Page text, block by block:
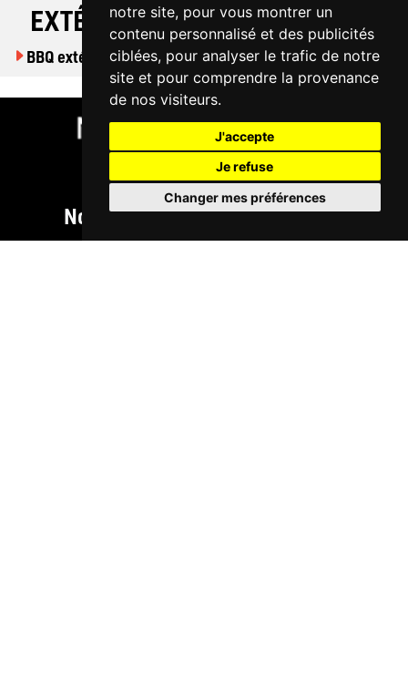
notre site, pour vous montrer un
contenu personnalisé et des publicités
ciblées, pour analyser le trafic de notre
site et pour comprendre la provenance
de nos visiteurs.
J'accepte
Je refuse
Changer mes préférences
EXTÉRIEUR
BBQ extérieur
Nos Produits